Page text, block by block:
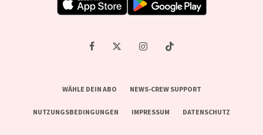
WÄHLE DEIN ABO NEWS-CREW SUPPORT
NUTZUNGSBEDINGUNGEN IMPRESSUM DATENSCHUTZ